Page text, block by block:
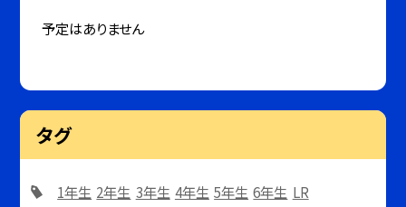
予定はありません
タグ
1年生 2年生 3年生 4年生 5年生 6年生 LR